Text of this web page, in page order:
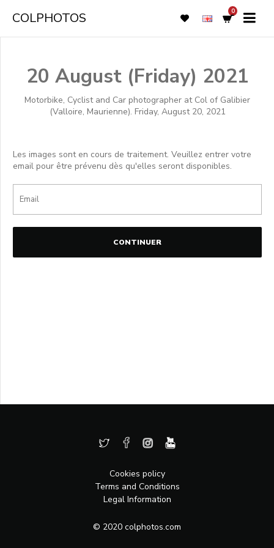
COLPHOTOS 0
20 August (Friday) 2021
Motorbike, Cyclist and Car photographer at Col of Galibier
(Valloire, Maurienne). Friday, August 20, 2021
Les images sont en cours de traitement. Veuillez entrer votre
email pour être prévenu dès qu'elles seront disponibles.
CONTINUER
Cookies policy
Terms and Conditions
Legal Information
© 2020 colphotos.com